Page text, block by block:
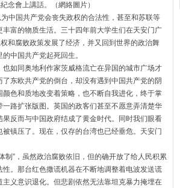
念會上講話。（網絡圖片）
为中国共产党会丧失政权的合法性， 甚至和苏联等
富的物质生活。 三十四年前大学生们在天安门广
和腐败政策发展了经济， 并又回到世界的政治舞
中国共产党起死回生。
也如同奥地利作家茨威格流亡在异国的城市广场才
东欧共产党的倒台， 却没有遇到中国共产党的阴
色和质地改变着策略， 也不断自我进化，终于掌
路扩张版图。 英国的政客们甚至不愿意弄清楚华
果反而与中国政府结成了黄金时代。
同时我们眼看
被镇压了。现在，仅存的台湾也已经垂危。 天安门
”， 虽然政治腐败依旧，但的确开放了给人民积累
。 那台红色撒谎机器在不断地调整着电波发送谎
义意识退化。 但悲剧依然无法靠坦克暴力掩埋在